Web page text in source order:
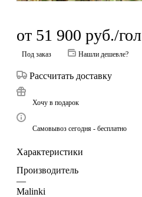
от 51 900 руб./гол
Под заказ Нашли дешевле?
Рассчитать доставку
Хочу в подарок
Самовывоз сегодня - бесплатно
Характеристики
Производитель
—
Malinki